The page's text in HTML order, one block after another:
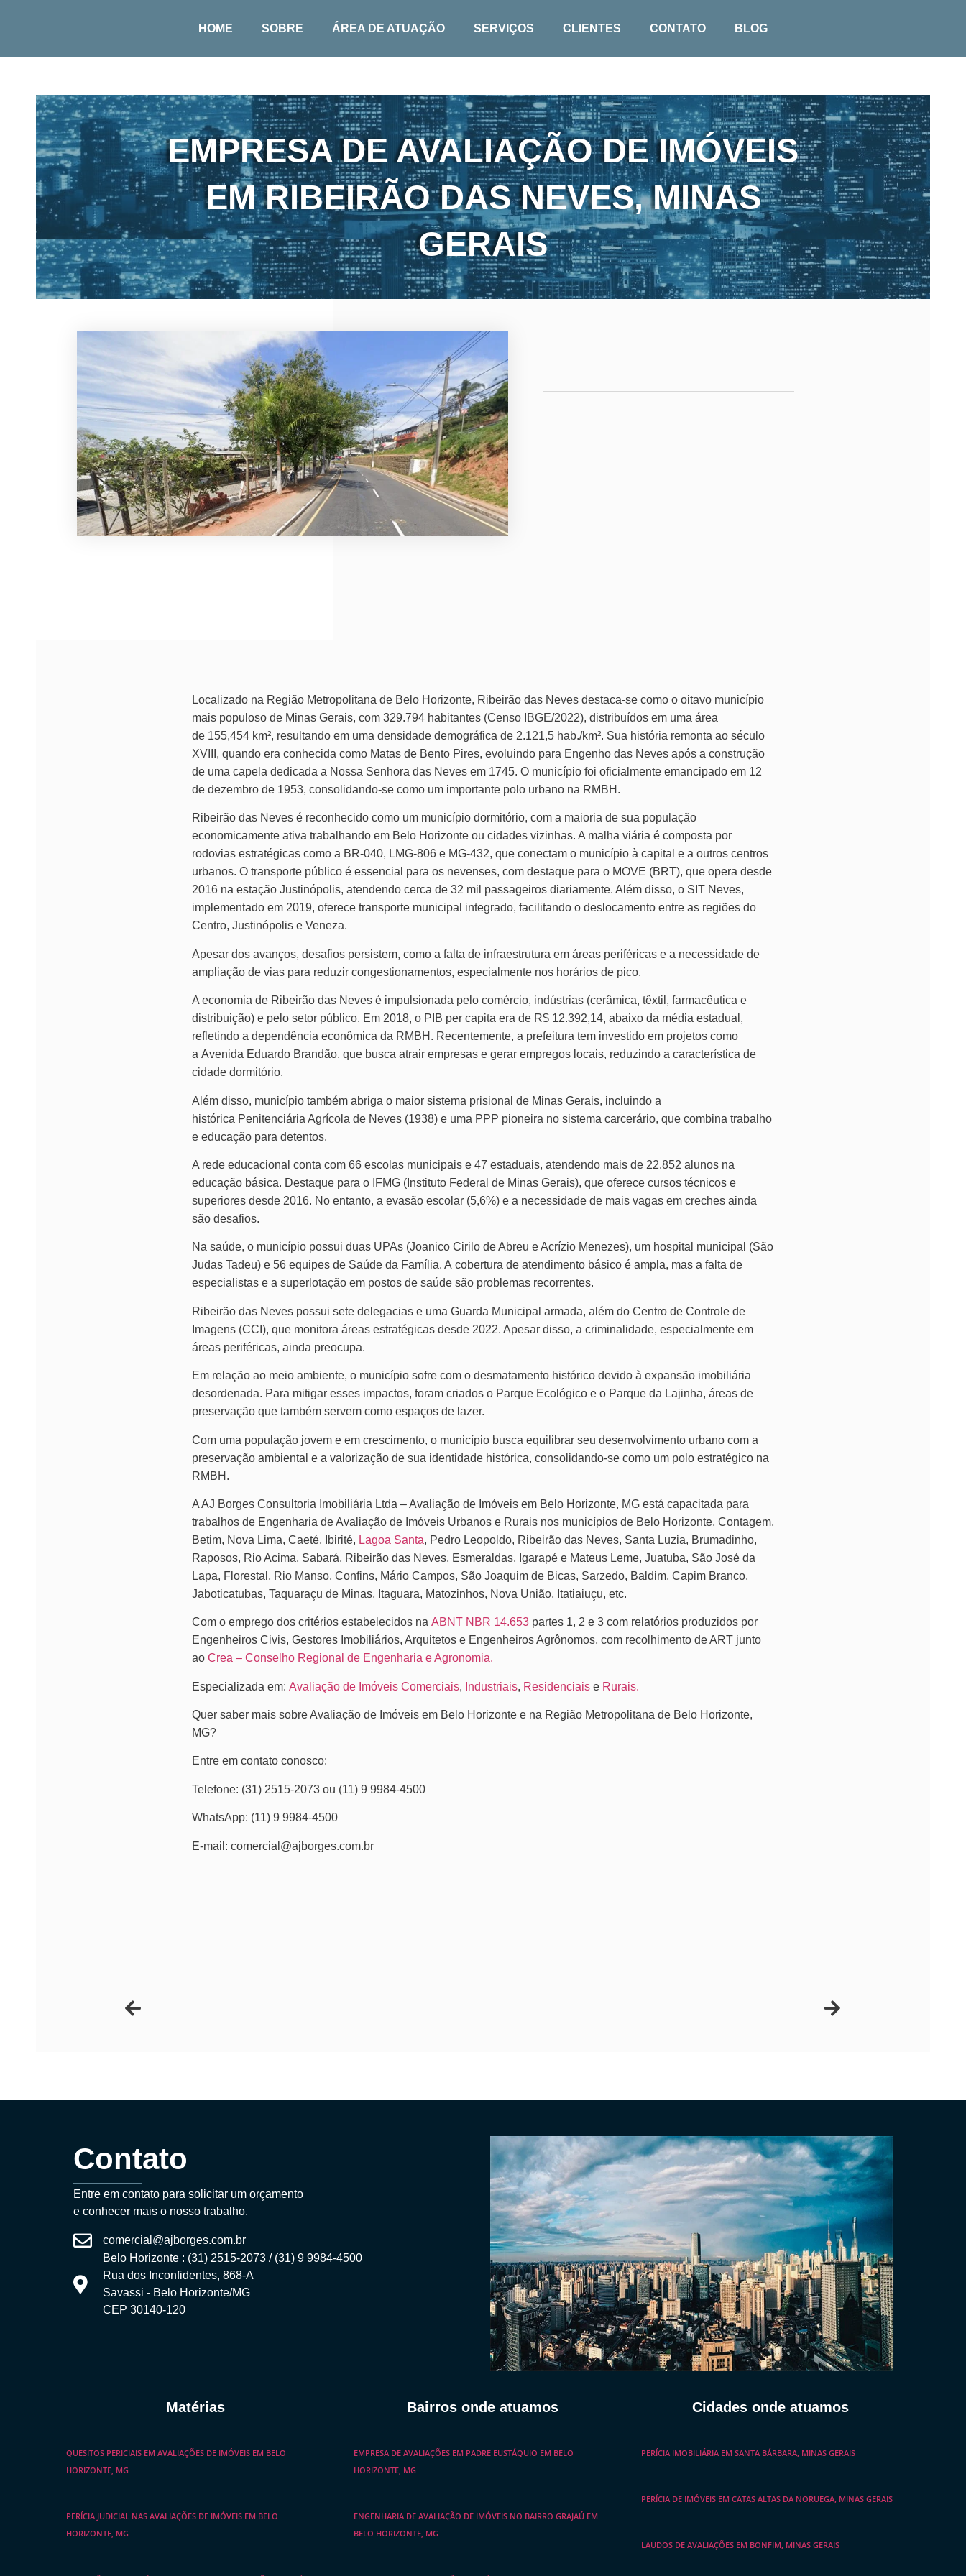
HOME SOBRE ÁREA DE ATUAÇÃO SERVIÇOS CLIENTES CONTATO BLOG
EMPRESA DE AVALIAÇÃO DE IMÓVEIS
EM RIBEIRÃO DAS NEVES, MINAS
GERAIS
Localizado na Região Metropolitana de Belo Horizonte, Ribeirão das Neves destaca-se como o oitavo município
mais populoso de Minas Gerais, com 329.794 habitantes (Censo IBGE/2022), distribuídos em uma área
de 155,454 km², resultando em uma densidade demográfica de 2.121,5 hab./km². Sua história remonta ao século
XVIII, quando era conhecida como Matas de Bento Pires, evoluindo para Engenho das Neves após a construção
de uma capela dedicada a Nossa Senhora das Neves em 1745. O município foi oficialmente emancipado em 12
de dezembro de 1953, consolidando-se como um importante polo urbano na RMBH.
Ribeirão das Neves é reconhecido como um município dormitório, com a maioria de sua população
economicamente ativa trabalhando em Belo Horizonte ou cidades vizinhas. A malha viária é composta por
rodovias estratégicas como a BR-040, LMG-806 e MG-432, que conectam o município à capital e a outros centros
urbanos. O transporte público é essencial para os nevenses, com destaque para o MOVE (BRT), que opera desde
2016 na estação Justinópolis, atendendo cerca de 32 mil passageiros diariamente. Além disso, o SIT Neves,
implementado em 2019, oferece transporte municipal integrado, facilitando o deslocamento entre as regiões do
Centro, Justinópolis e Veneza.
Apesar dos avanços, desafios persistem, como a falta de infraestrutura em áreas periféricas e a necessidade de
ampliação de vias para reduzir congestionamentos, especialmente nos horários de pico.
A economia de Ribeirão das Neves é impulsionada pelo comércio, indústrias (cerâmica, têxtil, farmacêutica e
distribuição) e pelo setor público. Em 2018, o PIB per capita era de R$ 12.392,14, abaixo da média estadual,
refletindo a dependência econômica da RMBH. Recentemente, a prefeitura tem investido em projetos como
a Avenida Eduardo Brandão, que busca atrair empresas e gerar empregos locais, reduzindo a característica de
cidade dormitório.
Além disso, município também abriga o maior sistema prisional de Minas Gerais, incluindo a
histórica Penitenciária Agrícola de Neves (1938) e uma PPP pioneira no sistema carcerário, que combina trabalho
e educação para detentos.
A rede educacional conta com 66 escolas municipais e 47 estaduais, atendendo mais de 22.852 alunos na
educação básica. Destaque para o IFMG (Instituto Federal de Minas Gerais), que oferece cursos técnicos e
superiores desde 2016. No entanto, a evasão escolar (5,6%) e a necessidade de mais vagas em creches ainda
são desafios.
Na saúde, o município possui duas UPAs (Joanico Cirilo de Abreu e Acrízio Menezes), um hospital municipal (São
Judas Tadeu) e 56 equipes de Saúde da Família. A cobertura de atendimento básico é ampla, mas a falta de
especialistas e a superlotação em postos de saúde são problemas recorrentes.
Ribeirão das Neves possui sete delegacias e uma Guarda Municipal armada, além do Centro de Controle de
Imagens (CCI), que monitora áreas estratégicas desde 2022. Apesar disso, a criminalidade, especialmente em
áreas periféricas, ainda preocupa.
Em relação ao meio ambiente, o município sofre com o desmatamento histórico devido à expansão imobiliária
desordenada. Para mitigar esses impactos, foram criados o Parque Ecológico e o Parque da Lajinha, áreas de
preservação que também servem como espaços de lazer.
Com uma população jovem e em crescimento, o município busca equilibrar seu desenvolvimento urbano com a
preservação ambiental e a valorização de sua identidade histórica, consolidando-se como um polo estratégico na
RMBH.
A AJ Borges Consultoria Imobiliária Ltda – Avaliação de Imóveis em Belo Horizonte, MG está capacitada para
trabalhos de Engenharia de Avaliação de Imóveis Urbanos e Rurais nos municípios de Belo Horizonte, Contagem,
Betim, Nova Lima, Caeté, Ibirité, Lagoa Santa, Pedro Leopoldo, Ribeirão das Neves, Santa Luzia, Brumadinho,
Raposos, Rio Acima, Sabará, Ribeirão das Neves, Esmeraldas, Igarapé e Mateus Leme, Juatuba, São José da
Lapa, Florestal, Rio Manso, Confins, Mário Campos, São Joaquim de Bicas, Sarzedo, Baldim, Capim Branco,
Jaboticatubas, Taquaraçu de Minas, Itaguara, Matozinhos, Nova União, Itatiaiuçu, etc.
Com o emprego dos critérios estabelecidos na ABNT NBR 14.653 partes 1, 2 e 3 com relatórios produzidos por
Engenheiros Civis, Gestores Imobiliários, Arquitetos e Engenheiros Agrônomos, com recolhimento de ART junto
ao Crea – Conselho Regional de Engenharia e Agronomia.
Especializada em: Avaliação de Imóveis Comerciais, Industriais, Residenciais e Rurais.
Quer saber mais sobre Avaliação de Imóveis em Belo Horizonte e na Região Metropolitana de Belo Horizonte,
MG?
Entre em contato conosco:
Telefone: (31) 2515-2073 ou (11) 9 9984-4500
WhatsApp: (11) 9 9984-4500
E-mail: comercial@ajborges.com.br
Contato
Entre em contato para solicitar um orçamento
e conhecer mais o nosso trabalho.
comercial@ajborges.com.br
Belo Horizonte : (31) 2515-2073 / (31) 9 9984-4500
Rua dos Inconfidentes, 868-A
Savassi - Belo Horizonte/MG
CEP 30140-120
Matérias
QUESITOS PERICIAIS EM AVALIAÇÕES DE IMÓVEIS EM BELO
HORIZONTE, MG
PERÍCIA JUDICIAL NAS AVALIAÇÕES DE IMÓVEIS EM BELO
HORIZONTE, MG
Bairros onde atuamos
EMPRESA DE AVALIAÇÕES EM PADRE EUSTÁQUIO EM BELO
HORIZONTE, MG
ENGENHARIA DE AVALIAÇÃO DE IMÓVEIS NO BAIRRO GRAJAÚ EM
BELO HORIZONTE, MG
Cidades onde atuamos
PERÍCIA IMOBILIÁRIA EM SANTA BÁRBARA, MINAS GERAIS
PERÍCIA DE IMÓVEIS EM CATAS ALTAS DA NORUEGA, MINAS GERAIS
LAUDOS DE AVALIAÇÕES EM BONFIM, MINAS GERAIS